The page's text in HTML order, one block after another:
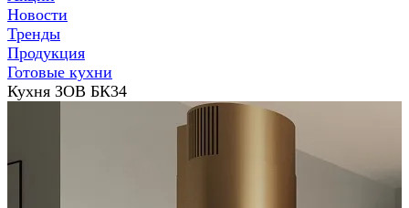
Новости
Тренды
Продукция
Готовые кухни
Кухня ЗОВ БК34